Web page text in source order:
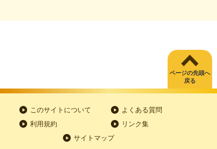
ページの先頭へ
戻る
このサイトについて
よくある質問
利用規約
リンク集
サイトマップ